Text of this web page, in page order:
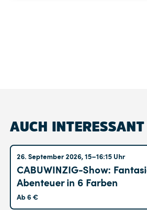
AUCH INTERESSANT
26. September 2026, 15–16:15 Uhr
CABUWINZIG-Show:
Abenteuer in 6 Farben
Ab 6 €